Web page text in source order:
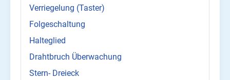
Verriegelung (Taster)
Folgeschaltung
Halteglied
Drahtbruch Überwachung
Stern- Dreieck